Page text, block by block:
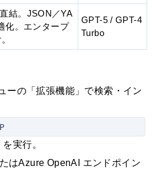
結。JSON／YA
化。エンタープ
GPT-5 / GPT-4
Turbo
ーの「拡張機能」で検索・イン
実行。
はAzure OpenAI エンドポイン